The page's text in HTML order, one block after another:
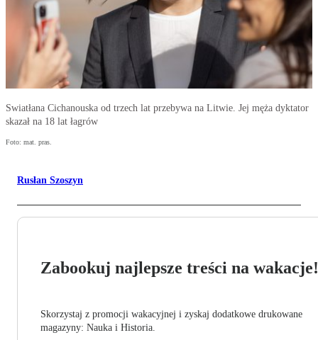
Swiatłana Cichanouska od trzech lat przebywa na Litwie. Jej męża dyktator
skazał na 18 lat łagrów
Foto: mat. pras.
Rusłan Szoszyn
Zabookuj najlepsze treści na wakacje!
Skorzystaj z promocji wakacyjnej i zyskaj dodatkowe drukowane
magazyny: Nauka i Historia.